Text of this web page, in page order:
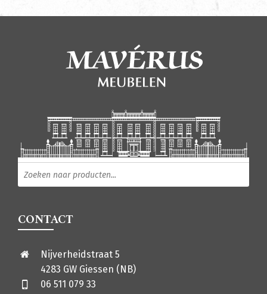
CONTACT
Nijverheidstraat 5
4283 GW Giessen (NB)
06 511 079 33